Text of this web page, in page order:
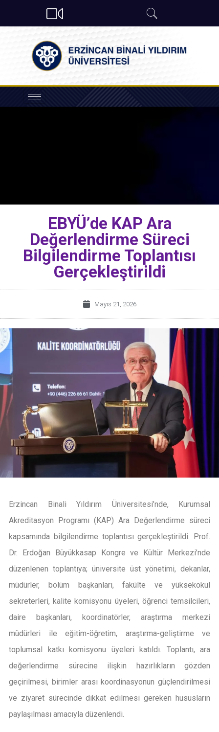
EBYÜ’de KAP Ara
Değerlendirme Süreci
Bilgilendirme Toplantısı
Gerçekleştirildi
Mayıs 21, 2026
Erzincan Binali Yıldırım Üniversitesi’nde, Kurumsal
Akreditasyon Programı (KAP) Ara Değerlendirme süreci
kapsamında bilgilendirme toplantısı gerçekleştirildi. Prof.
Dr. Erdoğan Büyükkasap Kongre ve Kültür Merkezi’nde
düzenlenen toplantıya; üniversite üst yönetimi, dekanlar,
müdürler, bölüm başkanları, fakülte ve yüksekokul
sekreterleri, kalite komisyonu üyeleri, öğrenci temsilcileri,
daire başkanları, koordinatörler, araştırma merkezi
müdürleri ile eğitim-öğretim, araştırma-geliştirme ve
toplumsal katkı komisyonu üyeleri katıldı. Toplantı, ara
değerlendirme sürecine ilişkin hazırlıkların gözden
geçirilmesi, birimler arası koordinasyonun güçlendirilmesi
ve ziyaret sürecinde dikkat edilmesi gereken hususların
paylaşılması amacıyla düzenlendi.